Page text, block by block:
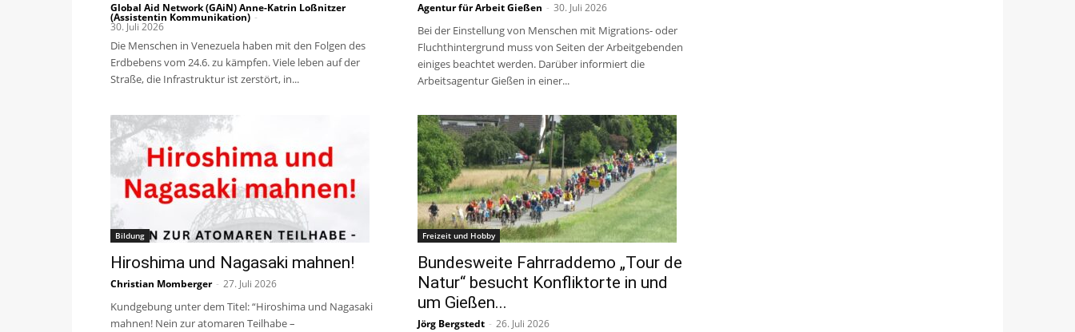
Global Aid Network (GAiN) Anne-Katrin Loßnitzer
(Assistentin Kommunikation) -
30. Juli 2026
Die Menschen in Venezuela haben mit den Folgen des
Erdbebens vom 24.6. zu kämpfen. Viele leben auf der
Straße, die Infrastruktur ist zerstört, in...
Agentur für Arbeit Gießen - 30. Juli 2026
Bei der Einstellung von Menschen mit Migrations- oder
Fluchthintergrund muss von Seiten der Arbeitgebenden
einiges beachtet werden. Darüber informiert die
Arbeitsagentur Gießen in einer...
Bildung
Hiroshima und Nagasaki mahnen!
Christian Momberger - 27. Juli 2026
Kundgebung unter dem Titel: “Hiroshima und Nagasaki
mahnen! Nein zur atomaren Teilhabe –
Freizeit und Hobby
Bundesweite Fahrraddemo „Tour de
Natur“ besucht Konfliktorte in und
um Gießen...
Jörg Bergstedt - 26. Juli 2026